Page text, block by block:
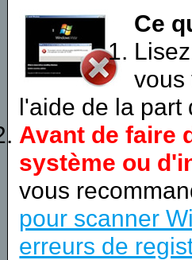
Ce
vous
l'aide de la part
Avant de faire
système ou
vous
pour scanner
erreurs de